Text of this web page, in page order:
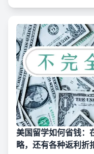
美国留学如何省钱：
略，还有各种返利折